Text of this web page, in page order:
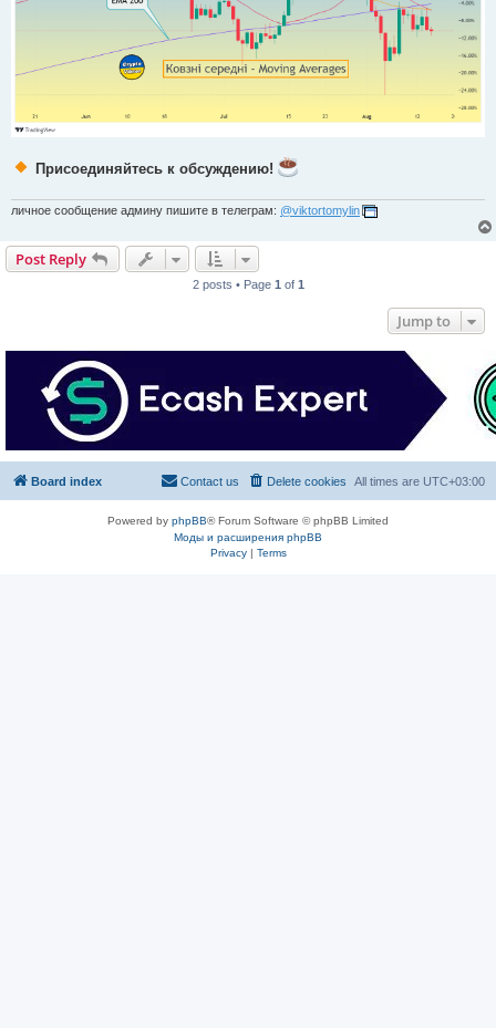
Присоединяйтесь к обсуждению!
личное сообщение админу пишите в телеграм: @viktortomylin
Post Reply
2 posts • Page 1 of 1
Jump to
Board index All times are UTC+03:00
Delete cookies
Contact us
Powered by phpBB® Forum Software © phpBB Limited
Моды и расширения phpBB
Privacy| Terms